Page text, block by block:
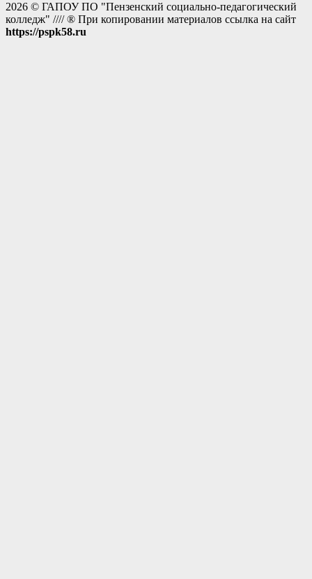
2026 © ГАПОУ ПО "Пензенский социально-педагогический
колледж" //// ® При копировании материалов ссылка на сайт
https://pspk58.ru